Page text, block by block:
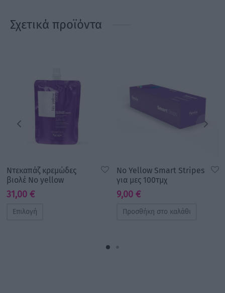
Σχετικά προϊόντα
Ντεκαπάζ κρεμώδες
βιολέ No yellow
31,00 €
Επιλογή
No Yellow Smart Stripes
για μες 100τμχ
9,00 €
Προσθήκη στο καλάθι